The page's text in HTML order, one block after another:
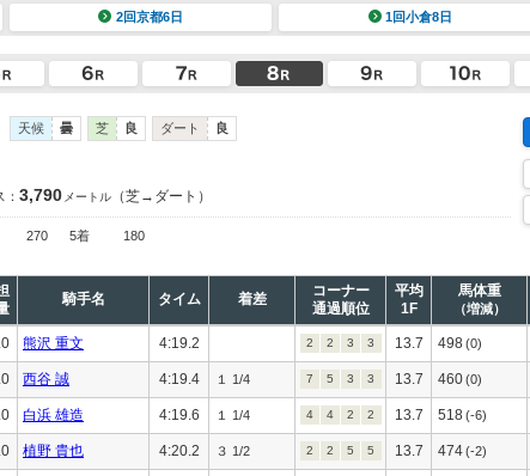
2回京都6日 1回小倉8日
天候 曇 芝 良 ダート 良
： 3,790 メートル （芝→ダート）
270 5着
180
騎手名 タイム 着差
コーナー
通過順位
平均
1F
馬体重
（増減）
熊沢 重文 4:19.2 2 2 3 3 13.7 498(0)
西谷 誠 4:19.4 １ 1/4 7 5 3 3 13.7 460(0)
白浜 雄造 4:19.6 １ 1/4 4 4 2 2 13.7 518(-6)
植野 貴也 4:20.2 ３ 1/2 2 2 5 5 13.7 474(-2)